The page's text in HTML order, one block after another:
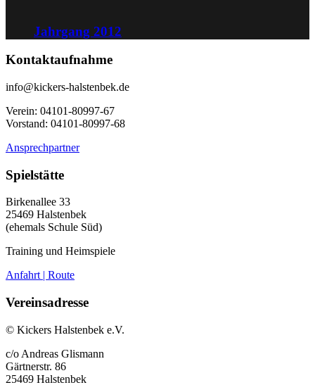
Jahrgang 2012
Kontaktaufnahme
info@kickers-halstenbek.de
Verein: 04101-80997-67
Vorstand: 04101-80997-68
Ansprechpartner
Spielstätte
Birkenallee 33
25469 Halstenbek
(ehemals Schule Süd)
Training und Heimspiele
Anfahrt | Route
Vereinsadresse
© Kickers Halstenbek e.V.
c/o Andreas Glismann
Gärtnerstr. 86
25469 Halstenbek